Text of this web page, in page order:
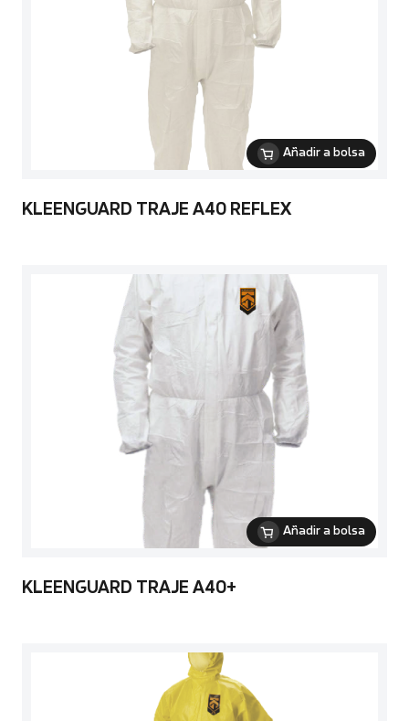
Añadir a bolsa
KLEENGUARD TRAJE A40 REFLEX
Añadir a bolsa
KLEENGUARD TRAJE A40+